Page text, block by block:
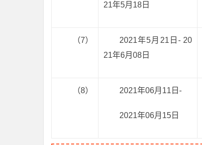
21年5月18日
（7）
2021年5月21日- 20
21年6月08日
（8） 2021年06月11日-
2021年06月15日